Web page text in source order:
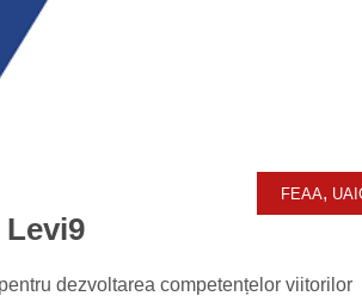
FEAA,
dezvoltarea competențelor viitorilor